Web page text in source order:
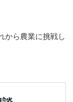
から農業に挑戦し